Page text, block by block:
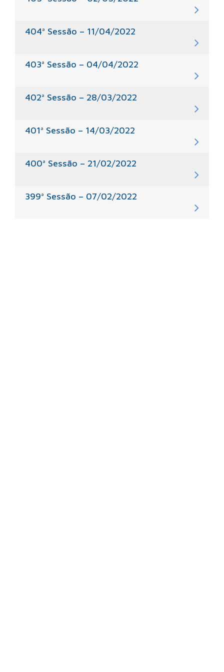
404ª Sessão – 11/04/2022
403ª Sessão – 04/04/2022
402ª Sessão – 28/03/2022
401ª Sessão – 14/03/2022
400ª Sessão – 21/02/2022
399ª Sessão – 07/02/2022